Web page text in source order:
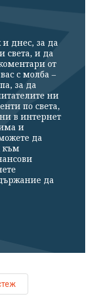
днес, за да
света, и да
от
с молба –
за да
ни
по света,
в интернет
и
да
към
да